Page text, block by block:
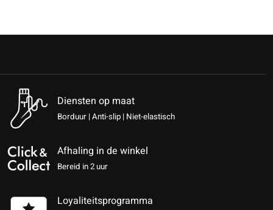
Diensten op maat
Borduur | Anti-slip | Niet-elastisch
Afhaling in de winkel
Bereid in 2 uur
Loyaliteitsprogramma